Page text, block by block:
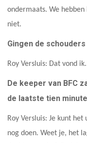
ondermaats. We
niet.
Gingen de
Roy Versluis: Dat vond
De keeper van BFC
de laatste tien
Roy Versluis: Je kunt
nog doen. Weet je, het